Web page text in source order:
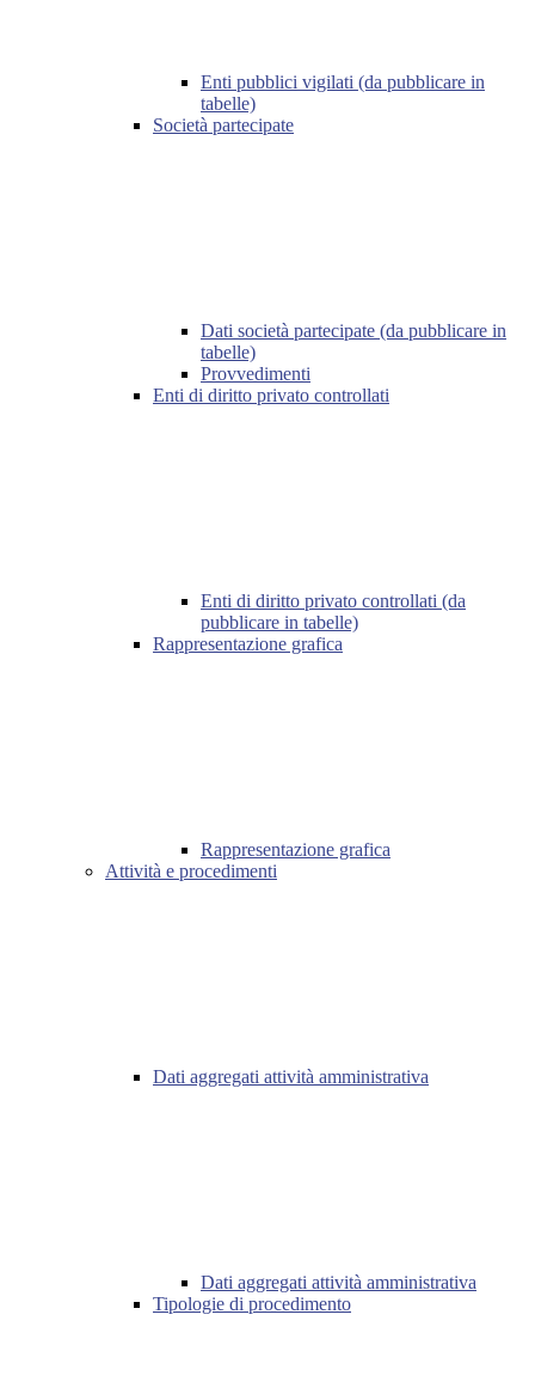
Enti pubblici vigilati (da pubblicare in
tabelle)
Società partecipate
Dati società partecipate (da pubblicare in
tabelle)
Provvedimenti
Enti di diritto privato controllati
Enti di diritto privato controllati (da
pubblicare in tabelle)
Rappresentazione grafica
Rappresentazione grafica
Attività e procedimenti
Dati aggregati attività amministrativa
Dati aggregati attività amministrativa
Tipologie di procedimento